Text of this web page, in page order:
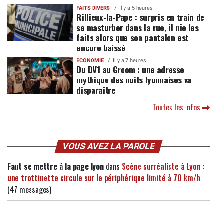
FAITS DIVERS Il y a 5 heures
Rillieux-la-Pape : surpris en train de
se masturber dans la rue, il nie les
faits alors que son pantalon est
encore baissé
ECONOMIE Il y a 7 heures
Du DV1 au Groom : une adresse
mythique des nuits lyonnaises va
disparaître
Toutes les infos
VOUS AVEZ LA PAROLE
Faut se mettre à la page lyon dans Scène surréaliste à Lyon :
une trottinette circule sur le périphérique limité à 70 km/h
(47 messages)